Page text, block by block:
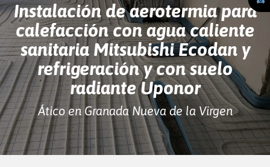
Instalación de aerotermia para
calefacción con agua caliente
sanitaria Mitsubishi Ecodan y
refrigeración y con suelo
radiante Uponor
Ático en Granada Nueva de la Virgen